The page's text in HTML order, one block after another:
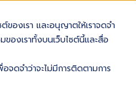
องเรา และอนุญาตให้เราจดจำ
ของเราทั้งบนเว็บไซต์นี้และสื่อ
จดจำว่าจะไม่มีการติดตามการ
SERVICES & SUPPORT